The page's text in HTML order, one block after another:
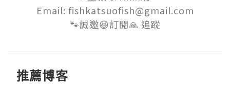
Email: fishkatsuofish@gmail.com
🐾誠邀😆訂閱🙏 追蹤
推薦博客